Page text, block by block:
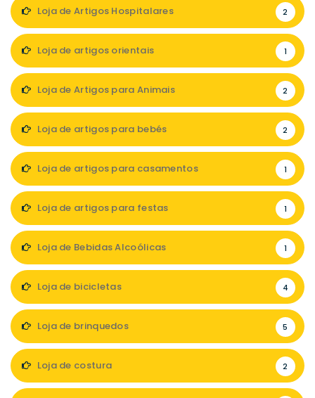
Loja de Artigos Hospitalares 2
Loja de artigos orientais 1
Loja de Artigos para Animais 2
Loja de artigos para bebés 2
Loja de artigos para casamentos 1
Loja de artigos para festas 1
Loja de Bebidas Alcoólicas 1
Loja de bicicletas 4
Loja de brinquedos 5
Loja de costura 2